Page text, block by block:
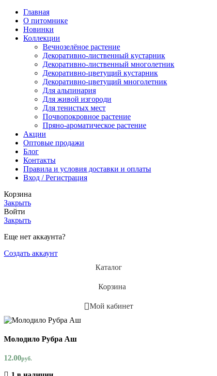
Главная
О питомнике
Новинки
Коллекции
Вечнозелёное растение
Декоративно-лиственный кустарник
Декоративно-лиственный многолетник
Декоративно-цветущий кустарник
Декоративно-цветущий многолетник
Для альпинария
Для живой изгороди
Для тенистых мест
Почвопокровное растение
Пряно-ароматическое растение
Акции
Оптовые продажи
Блог
Контакты
Правила и условия доставки и оплаты
Вход / Регистрация
Корзина
Закрыть
Войти
Закрыть
Еще нет аккаунта?
Создать аккаунт
Каталог
Корзина
Мой кабинет
Молодило Рубра Аш
12.00руб.